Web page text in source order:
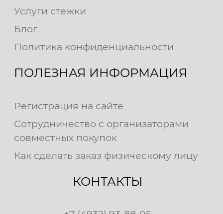
Услуги стежки
Блог
Политика конфиденциальности
ПОЛЕЗНАЯ ИНФОРМАЦИЯ
Регистрация на сайте
Сотрудничество с организаторами
совместных покупок
Как сделать заказ физическому лицу
КОНТАКТЫ